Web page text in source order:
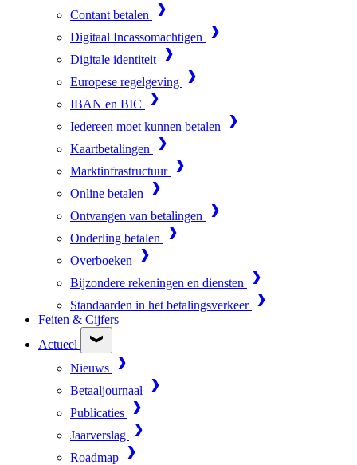
Contant betalen
Digitaal Incassomachtigen
Digitale identiteit
Europese regelgeving
IBAN en BIC
Iedereen moet kunnen betalen
Kaartbetalingen
Marktinfrastructuur
Online betalen
Ontvangen van betalingen
Onderling betalen
Overboeken
Bijzondere rekeningen en diensten
Standaarden in het betalingsverkeer
Feiten & Cijfers
Actueel
Nieuws
Betaaljournaal
Publicaties
Jaarverslag
Roadmap